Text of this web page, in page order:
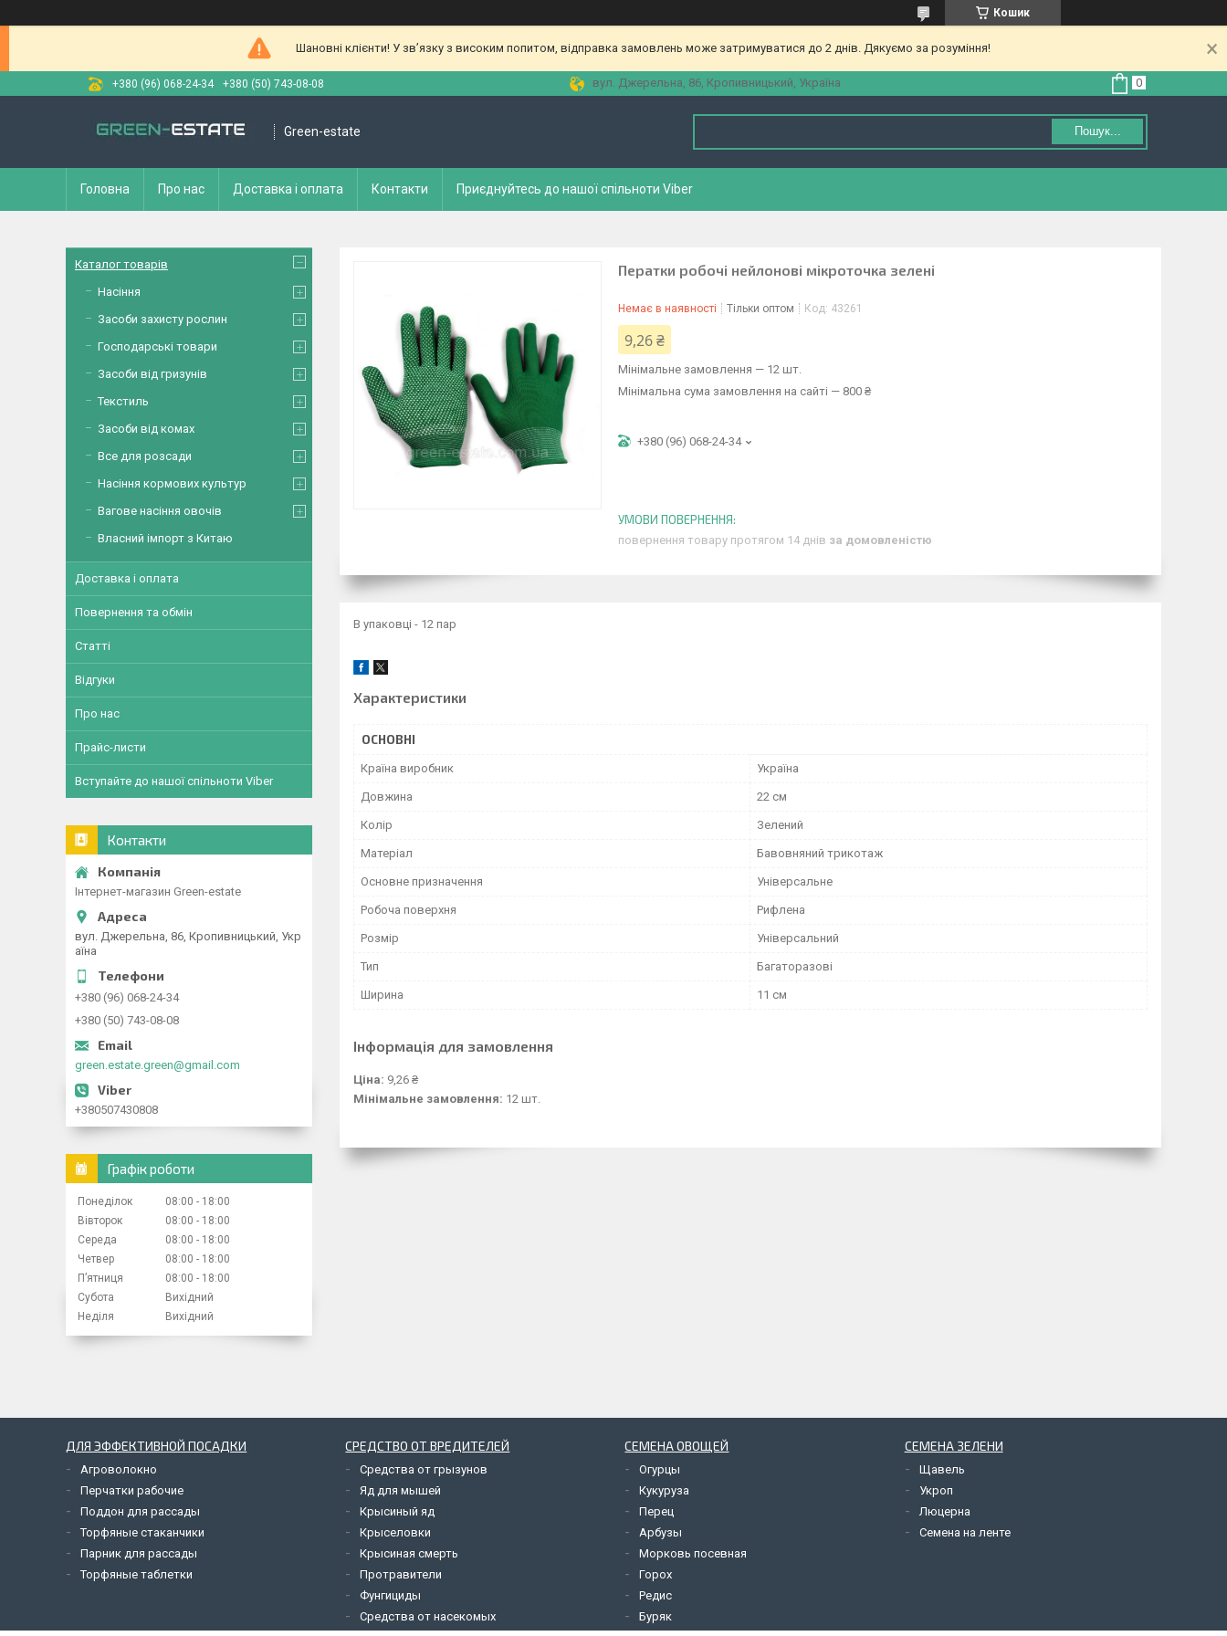
Кошик
Шановні клієнти! У зв’язку з високим попитом, відправка замовлень може затримуватися до 2 днів. Дякуємо за розуміння!
+380 (96) 068-24-34 +380 (50) 743-08-08 вул. Джерельна, 86, Кропивницький, Україна
Green-estate Пошук...
Головна Про нас Доставка і оплата Контакти Приєднуйтесь до нашої спільноти Viber
Ператки робочі нейлонові мікроточка зелені
Немає в наявності Тільки оптом Код: 43261
9,26 ₴
Мінімальне замовлення — 12 шт.
Мінімальна сума замовлення на сайті — 800 ₴
+380 (96) 068-24-34
повернення товару протягом 14 днів за домовленістю
В упаковці - 12 пар
Характеристики
ОСНОВНІ
Країна виробник Україна
Довжина 22 см
Колір Зелений
Матеріал Бавовняний трикотаж
Основне призначення Універсальне
Робоча поверхня Рифлена
Розмір Універсальний
Тип Багаторазові
Ширина 11 см
Інформація для замовлення
Ціна: 9,26 ₴
Мінімальне замовлення: 12 шт.
Каталог товарів
Насіння
Засоби захисту рослин
Господарські товари
Засоби від гризунів
Текстиль
Засоби від комах
Все для розсади
Насіння кормових культур
Вагове насіння овочів
Власний імпорт з Китаю
Доставка і оплата
Повернення та обмін
Статті
Відгуки
Про нас
Прайс-листи
Вступайте до нашої спільноти Viber
Контакти
Інтернет-магазин Green-estate
вул. Джерельна, 86, Кропивницький, Укр
аїна
+380 (96) 068-24-34
+380 (50) 743-08-08
green.estate.green@gmail.com
+380507430808
Графік роботи
Понеділок 08:00
18:00
Вівторок
08:00
18:00
Середа
08:00
18:00
Четвер
08:00
18:00
Пʼятниця
08:00
18:00
Субота
Вихідний
Неділя
Вихідний
ДЛЯ ЭФФЕКТИВНОЙ ПОСАДКИ
Агроволокно
Перчатки рабочие
Поддон для рассады
Торфяные стаканчики
Парник для рассады
Торфяные таблетки
СРЕДСТВО ОТ ВРЕДИТЕЛЕЙ
Средства от грызунов
Яд для мышей
Крысиный яд
Крыселовки
Крысиная смерть
Протравители
Фунгициды
Средства от насекомых
СЕМЕНА ОВОЩЕЙ
Огурцы
Кукуруза
Перец
Арбузы
Морковь посевная
Горох
Редис
Буряк
СЕМЕНА ЗЕЛЕНИ
Щавель
Укроп
Люцерна
Семена на ленте